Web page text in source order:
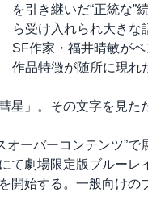
を引き継いだ“正統な”
ら受け入れられ大きな
SF作家・福井晴敏が
作品特徴が随所に現れ
星」。その文字を見た
オーバーコンテンツ”
て劇場限定版ブルー
開始する。一般向けの